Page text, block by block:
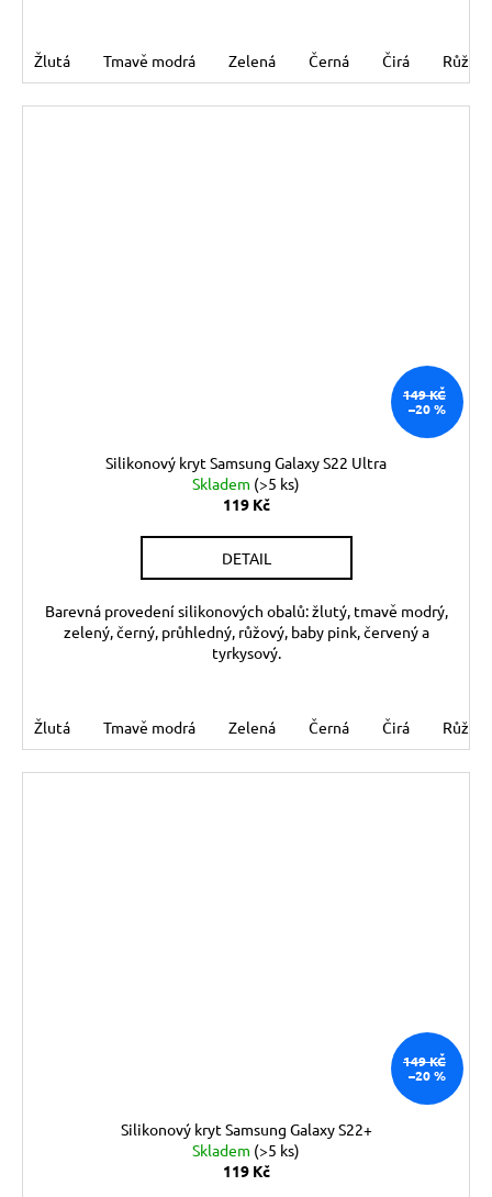
Žlutá Tmavě modrá Zelená Černá Čirá Růžová
149 KČ
–20 %
Silikonový kryt Samsung Galaxy S22 Ultra
Skladem (>5 ks)
119 Kč
DETAIL
Barevná provedení silikonových obalů: žlutý, tmavě modrý,
zelený, černý, průhledný, růžový, baby pink, červený a
tyrkysový.
Žlutá Tmavě modrá Zelená Černá Čirá Růžová
149 KČ
–20 %
Silikonový kryt Samsung Galaxy S22+
Skladem (>5 ks)
119 Kč